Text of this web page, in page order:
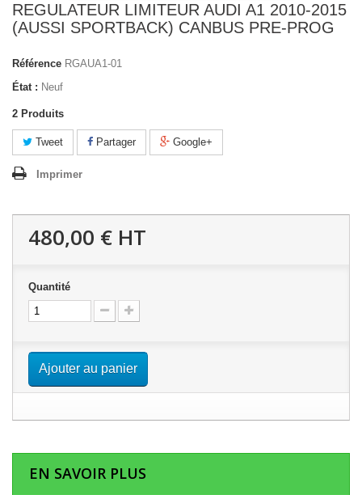
REGULATEUR LIMITEUR AUDI A1 2010-2015
(AUSSI SPORTBACK) CANBUS PRE-PROG
Référence RGAUA1-01
État : Neuf
2 Produits
Tweet Partager Google+
Imprimer
480,00 € HT
Quantité
Ajouter au panier
EN SAVOIR PLUS